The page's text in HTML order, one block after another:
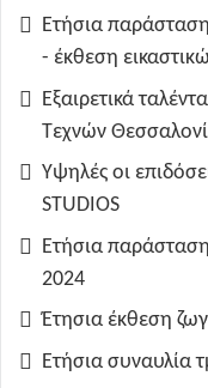
Ετήσια
- έκθεση
Εξαιρετικά
Τεχνών
Υψηλές οι
STUDIOS
Ετήσια
2024
Έτησια έκθεση
Ετήσια συναυλία